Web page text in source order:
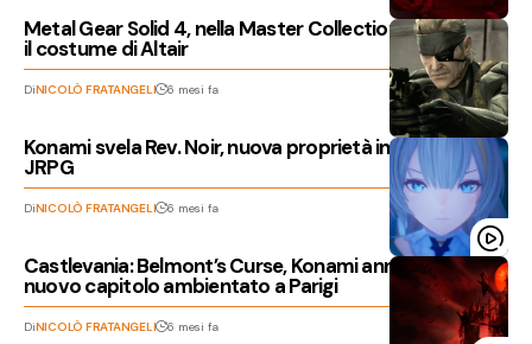
Metal Gear Solid 4, nella Master Collection Vol. 2 torna
il costume di Altair
DiNICOLÒ FRATANGELI 6 mesi fa
Konami svela Rev. Noir, nuova proprietà intellettuale
JRPG
DiNICOLÒ FRATANGELI 6 mesi fa
Castlevania: Belmont’s Curse, Konami annuncia un
nuovo capitolo ambientato a Parigi
DiNICOLÒ FRATANGELI 6 mesi fa